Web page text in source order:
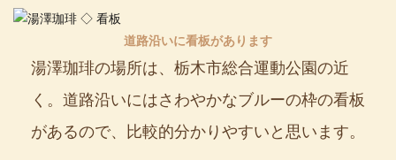
道路沿いに看板があります
湯澤珈琲の場所は、栃木市総合運動公園の近
く。道路沿いにはさわやかなブルーの枠の看板
があるので、比較的分かりやすいと思います。